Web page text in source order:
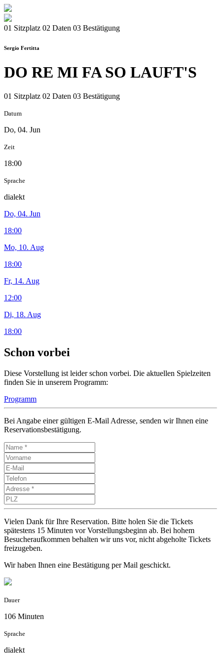
01 Sitzplatz 02 Daten 03 Bestätigung
Sergio Fertitta
DO RE MI FA SO LAUFT'S
01 Sitzplatz 02 Daten 03 Bestätigung
Datum
Do, 04. Jun
Zeit
18:00
Sprache
dialekt
Do, 04. Jun
18:00
Mo, 10. Aug
18:00
Fr, 14. Aug
12:00
Di, 18. Aug
18:00
Schon vorbei
Diese Vorstellung ist leider schon vorbei. Die aktuellen Spielzeiten
finden Sie in unserem Programm:
Programm
Bei Angabe einer gültigen E-Mail Adresse, senden wir Ihnen eine
Reservationsbestätigung.
Vielen Dank für Ihre Reservation. Bitte holen Sie die Tickets
spätestens 15 Minuten vor Vorstellungsbeginn ab. Bei hohem
Besucheraufkommen behalten wir uns vor, nicht abgeholte Tickets
freizugeben.
Wir haben Ihnen eine Bestätigung per Mail geschickt.
Dauer
106 Minuten
Sprache
dialekt